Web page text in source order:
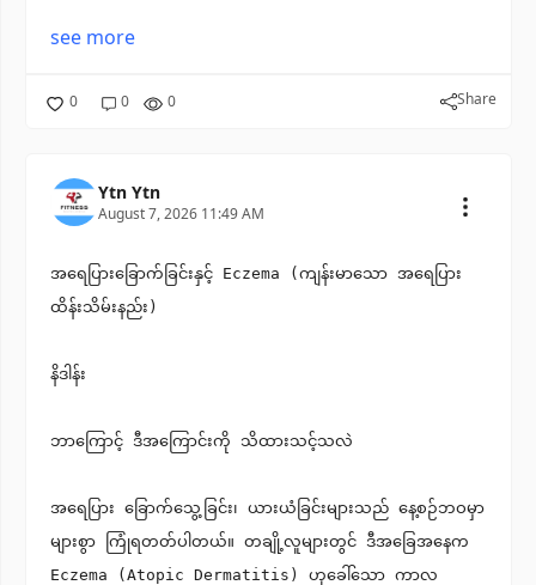
see more
0 0 0 Share
Ytn Ytn
August 7, 2026 11:49 AM
အရေပြားခြောက်ခြင်းနှင့် Eczema (ကျန်းမာသော အရေပြား
ထိန်းသိမ်းနည်း)
နိဒါန်း
ဘာကြောင့် ဒီအကြောင်းကို သိထားသင့်သလဲ
အရေပြား ခြောက်သွေ့ခြင်း၊ ယားယံခြင်းများသည် နေ့စဉ်ဘဝမှာ
များစွာ ကြုံရတတ်ပါတယ်။ တချို့လူများတွင် ဒီအခြေအနေက
Eczema (Atopic Dermatitis) ဟုခေါ်သော ကာလ